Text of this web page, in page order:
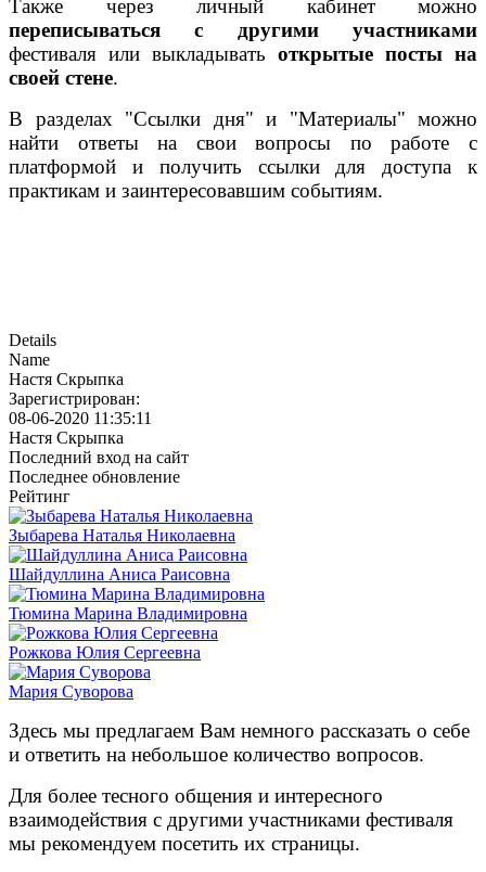
Также через личный кабинет можно
переписываться с другими участниками
фестиваля или выкладывать открытые посты на
своей стене.
В разделах "Ссылки дня" и "Материалы" можно
найти ответы на свои вопросы по работе с
платформой и получить ссылки для доступа к
практикам и заинтересовавшим событиям.
Details
Name
Настя Скрыпка
Зарегистрирован:
08-06-2020 11:35:11
Настя Скрыпка
Последний вход на сайт
Последнее обновление
Рейтинг
Зыбарева Наталья Николаевна
Шайдуллина Аниса Раисовна
Тюмина Марина Владимировна
Рожкова Юлия Сергеевна
Мария Суворова
Здесь мы предлагаем Вам немного рассказать о себе
и ответить на небольшое количество вопросов.
Для более тесного общения и интересного
взаимодействия с другими участниками фестиваля
мы рекомендуем посетить их страницы.